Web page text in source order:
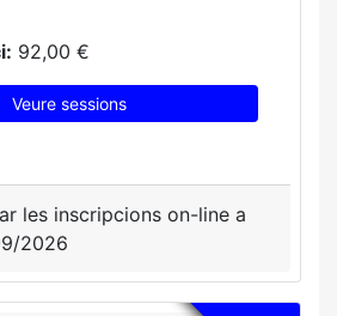
92,00 €
Veure sessions
les inscripcions on-line a
2026